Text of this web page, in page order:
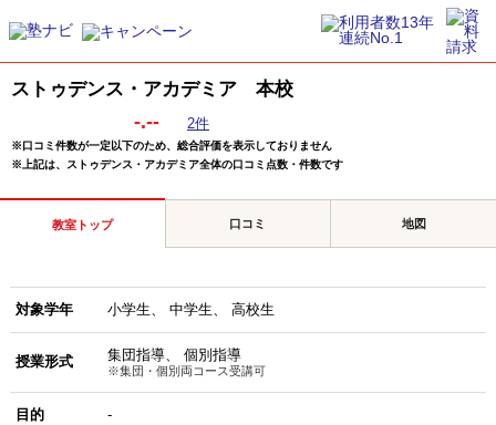
ストゥデンス・アカデミア 本校
-.-- 2件
※口コミ件数が一定以下のため、総合評価を表示しておりません
※上記は、ストゥデンス・アカデミア全体の口コミ点数・件数です
教室トップ 口コミ 地図
対象学年 小学生 中学生 高校生
授業形式 集団指導 個別指導
※集団・個別両コース受講可
目的 -